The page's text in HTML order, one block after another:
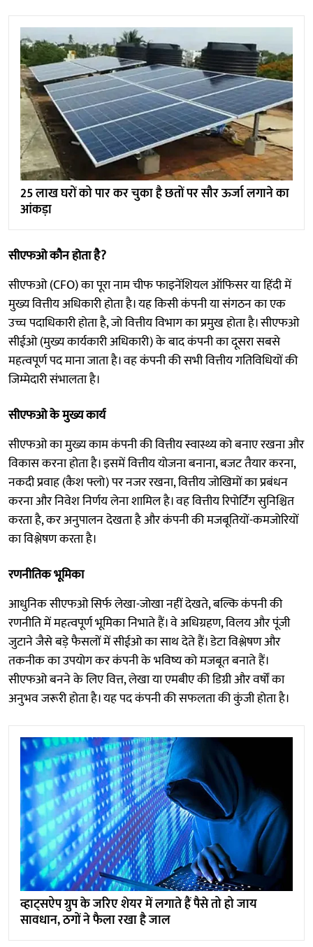
25 लाख घरों को पार कर चुका है छतों पर सौर ऊर्जा लगाने का
आंकड़ा
सीएफओ कौन होता है?
सीएफओ (CFO) का पूरा नाम चीफ फाइनेंशियल ऑफिसर या हिंदी में
मुख्य वित्तीय अधिकारी होता है। यह किसी कंपनी या संगठन का एक
उच्च पदाधिकारी होता है, जो वित्तीय विभाग का प्रमुख होता है। सीएफओ
सीईओ (मुख्य कार्यकारी अधिकारी) के बाद कंपनी का दूसरा सबसे
महत्वपूर्ण पद माना जाता है। वह कंपनी की सभी वित्तीय गतिविधियों की
जिम्मेदारी संभालता है।
सीएफओ के मुख्य कार्य
सीएफओ का मुख्य काम कंपनी की वित्तीय स्वास्थ्य को बनाए रखना और
विकास करना होता है। इसमें वित्तीय योजना बनाना, बजट तैयार करना,
नकदी प्रवाह (कैश फ्लो) पर नजर रखना, वित्तीय जोखिमों का प्रबंधन
करना और निवेश निर्णय लेना शामिल है। वह वित्तीय रिपोर्टिंग सुनिश्चित
करता है, कर अनुपालन देखता है और कंपनी की मजबूतियों-कमजोरियों
का विश्लेषण करता है।
रणनीतिक भूमिका
आधुनिक सीएफओ सिर्फ लेखा-जोखा नहीं देखते, बल्कि कंपनी की
रणनीति में महत्वपूर्ण भूमिका निभाते हैं। वे अधिग्रहण, विलय और पूंजी
जुटाने जैसे बड़े फैसलों में सीईओ का साथ देते हैं। डेटा विश्लेषण और
तकनीक का उपयोग कर कंपनी के भविष्य को मजबूत बनाते हैं।
सीएफओ बनने के लिए वित्त, लेखा या एमबीए की डिग्री और वर्षों का
अनुभव जरूरी होता है। यह पद कंपनी की सफलता की कुंजी होता है।
व्हाट्सऐप ग्रुप के जरिए शेयर में लगाते हैं पैसे तो हो जाय
सावधान, ठगों ने फैला रखा है जाल